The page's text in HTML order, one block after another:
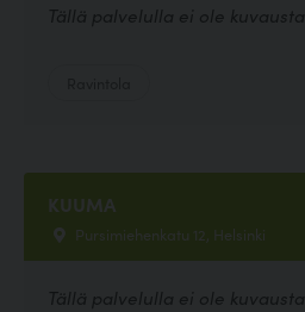
Tällä palvelulla ei ole kuvausta.
KUUMA
Pursimiehenkatu 12, Helsinki
Tällä palvelulla ei ole kuvausta.